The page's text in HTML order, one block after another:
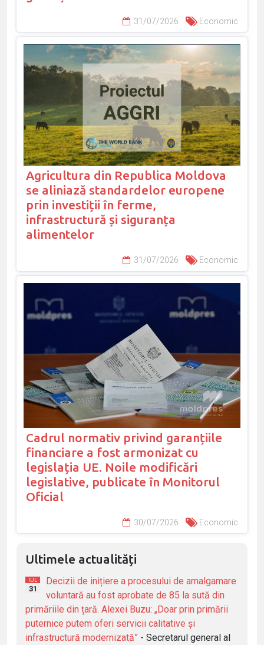
31/07/2026 Economic
Agricultura din Republica Moldova
se aliniază standardelor europene
prin investiții în ferme,
infrastructură și siguranța
alimentelor
31/07/2026 Economic
Cadrul normativ privind garanțiile
financiare a fost armonizat cu
legislația UE. Noile modificări
legislative, publicate în Monitorul
Oficial
30/07/2026 Economic
Ultimele actualități
IUL
31
Decizii de inițiere a procesului de amalgamare
voluntară au fost aprobate de 85 la sută din
primăriile din țară. Alexei Buzu: „Doar prin primării
puternice putem oferi servicii calitative și
infrastructură modernizată” - Secretarul general al